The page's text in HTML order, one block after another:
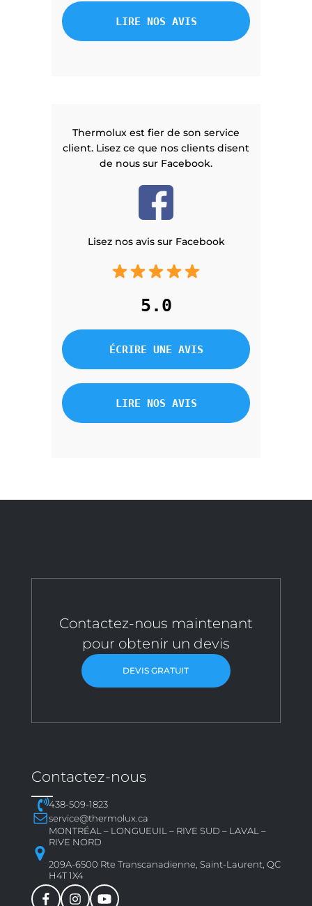
LIRE NOS AVIS
Thermolux est fier de son service
client. Lisez ce que nos clients disent
de nous sur Facebook.
Lisez nos avis sur Facebook
5.0
ÉCRIRE UNE AVIS
LIRE NOS AVIS
Contactez-nous maintenant
pour obtenir un devis
DEVIS GRATUIT
Contactez-nous
438-509-1823
service@thermolux.ca
MONTRÉAL – LONGUEUIL – RIVE SUD – LAVAL –
RIVE NORD
209A-6500 Rte Transcanadienne, Saint-Laurent, QC
H4T 1X4